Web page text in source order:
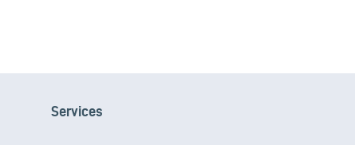
Services